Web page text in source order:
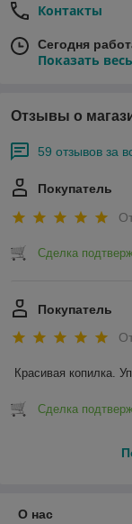
Контакты
Сегодня
Показать
Отзывы о
59 отзывов за
Покупатель
Сделка
Покупатель
Красивая копилка.
Сделка
О нас